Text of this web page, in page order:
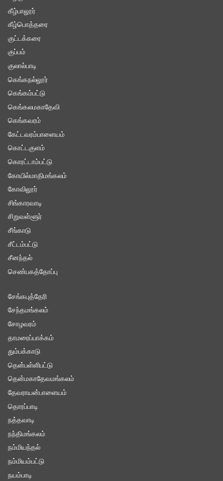
கீழ்பாலூர்
கீழ்பொத்தரை
குட்டக்கரை
குப்பம்
குலால்பாடி
கெங்கநல்லூர்
கெங்கம்பட்டு
கெங்கலமகாதேவி
கெங்கவரம்
கேட்டவரம்பாளையம்
கொட்டகுளம்
கொரட்டாம்பட்டு
கோயில்மாதிமங்கலம்
கோவிலூர்
சிங்காரவாடி
சிறுவள்ளூர்
சீங்காடு
சீட்டம்பட்டு
சீனந்தல்
செண்பகத்தோப்பு
சேங்கபுத்தேரி
சேந்தமங்கலம்
சோழவரம்
தாமரைப்பாக்கம்
தும்பக்காடு
தென்பள்ளிபட்டு
தென்மகாதேவமங்கலம்
தேவராயன்பாளையம்
தொரப்பாடி
நத்தவாடி
நந்திமங்கலம்
நம்மியந்தல்
நம்மியம்பட்டு
நயம்பாடி